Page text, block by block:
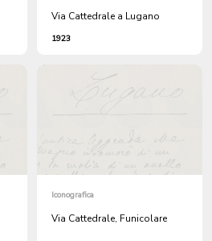
Via Cattedrale a Lugano
1923
Iconografica
Via Cattedrale, Funicolare